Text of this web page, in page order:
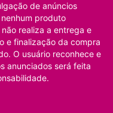
de anúncios
produto
realiza a entrega e
e finalização da compra
O usuário reconhece e
anunciados será feita